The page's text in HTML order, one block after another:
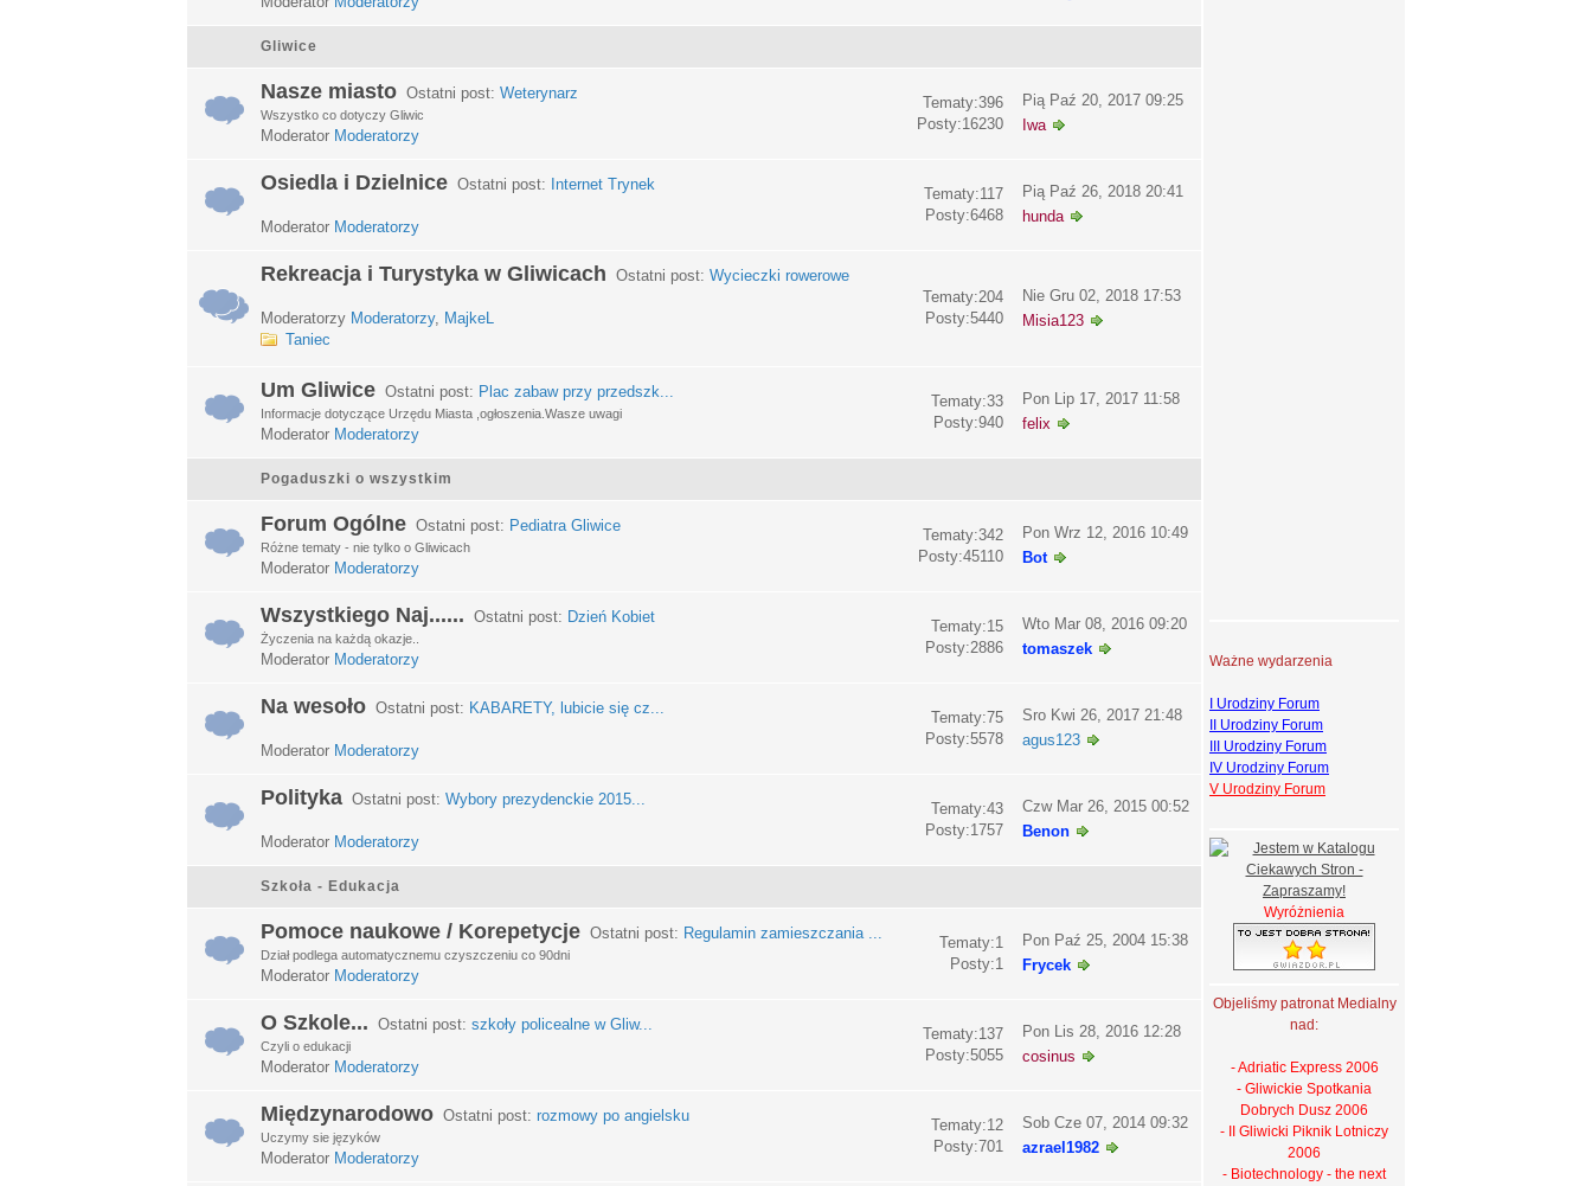
Gliwice
Nasze miasto Ostatni post: Weterynarz
Wszystko co dotyczy Gliwic
Moderator Moderatorzy
Tematy:396
Posty:16230
Pią Paź 20, 2017 09:25
Iwa
Osiedla i Dzielnice Ostatni post: Internet Trynek
Moderator Moderatorzy
Tematy:117
Posty:6468
Pią Paź 26, 2018 20:41
hunda
Rekreacja i Turystyka w Gliwicach Ostatni post: Wycieczki rowerowe
Moderatorzy Moderatorzy, MajkeL
Taniec
Tematy:204
Posty:5440
Nie Gru 02, 2018 17:53
Misia123
Um Gliwice Ostatni post: Plac zabaw przy przedszk...
Informacje dotyczące Urzędu Miasta ,ogłoszenia.Wasze uwagi
Moderator Moderatorzy
Tematy:33
Posty:940
Pon Lip 17, 2017 11:58
felix
Pogaduszki o wszystkim
Forum Ogólne Ostatni post: Pediatra Gliwice
Różne tematy - nie tylko o Gliwicach
Moderator Moderatorzy
Tematy:342
Posty:45110
Pon Wrz 12, 2016 10:49
Bot
Wszystkiego Naj...... Ostatni post: Dzień Kobiet
Życzenia na każdą okazje..
Moderator Moderatorzy
Tematy:15
Posty:2886
Wto Mar 08, 2016 09:20
tomaszek
Na wesoło Ostatni post: KABARETY, lubicie się cz...
Moderator Moderatorzy
Tematy:75
Posty:5578
Sro Kwi 26, 2017 21:48
agus123
Polityka Ostatni post: Wybory prezydenckie 2015...
Moderator Moderatorzy
Tematy:43
Posty:1757
Czw Mar 26, 2015 00:52
Benon
Szkoła - Edukacja
Pomoce naukowe / Korepetycje Ostatni post: Regulamin zamieszczania ...
Dział podlega automatycznemu czyszczeniu co 90dni
Moderator Moderatorzy
Tematy:1
Posty:1
Pon Paź 25, 2004 15:38
Frycek
O Szkole... Ostatni post: szkoły policealne w Gliw...
Czyli o edukacji
Moderator Moderatorzy
Tematy:137
Posty:5055
Pon Lis 28, 2016 12:28
cosinus
Międzynarodowo Ostatni post: rozmowy po angielsku
Uczymy sie języków
Moderator Moderatorzy
Tematy:12
Posty:701
Sob Cze 07, 2014 09:32
azrael1982
Ważne wydarzenia
I Urodziny Forum
II Urodziny Forum
III Urodziny Forum
IV Urodziny Forum
V Urodziny Forum
Wyróżnienia
Objeliśmy patronat Medialny
nad:
- Adriatic Express 2006
- Gliwickie Spotkania
Dobrych Dusz 2006
- II Gliwicki Piknik Lotniczy
2006
- Biotechnology - the next